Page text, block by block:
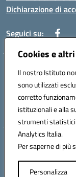
Cookies e
Il nostro Istituto
sono utilizzati
corretto
istituzionali e alla
strumenti statistici
Analytics Italia.
Per saperne di più
Personalizza
Dichiarazione di
Seguici su:
Indirizzo: VIA
Mail:
Telefono: 0823408721
Meccanografico:
Codice fiscale: